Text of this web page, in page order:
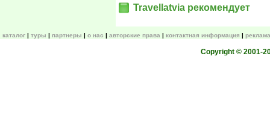
Travellatvia рекомендует
каталог туры партнеры о нас авторские права контактная информация
Copyright © 2001-